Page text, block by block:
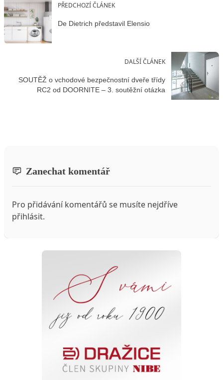
PŘEDCHOZÍ ČLÁNEK
De Dietrich představil Elensio
DALŠÍ ČLÁNEK
SOUTĚŽ o vchodové bezpečnostní dveře třídy
RC2 od DOORNITE – 3. soutěžní otázka
Zanechat komentář
Pro přidávání komentářů se musíte nejdříve
přihlásit.